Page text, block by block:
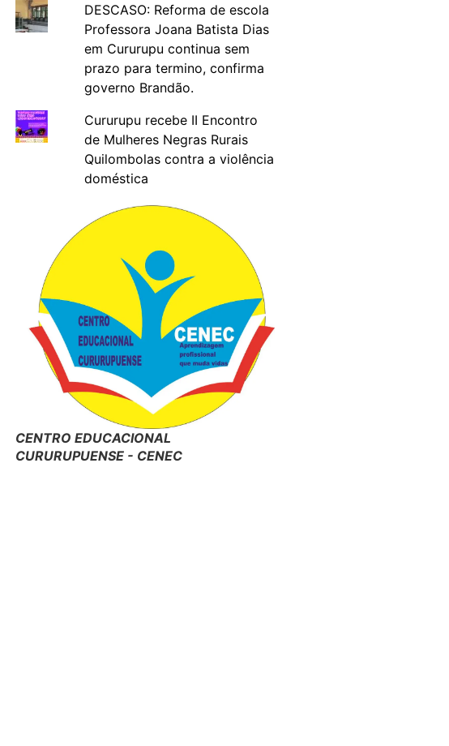
DESCASO: Reforma de escola
Professora Joana Batista Dias
em Cururupu continua sem
prazo para termino, confirma
governo Brandão.
Cururupu recebe II Encontro
de Mulheres Negras Rurais
Quilombolas contra a violência
doméstica
CENTRO EDUCACIONAL
CURURUPUENSE - CENEC